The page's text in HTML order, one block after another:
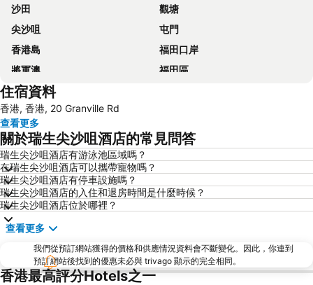
沙田
觀塘
尖沙咀
屯門
香港島
福田口岸
將軍澳
福田區
Mong Kok Metro Station
南山區
元朗
紅磡
天水圍
Wan Chai Metro Station
海洋公園
深水埗區
黃金海岸
香港迪士尼樂園
新界
羅湖口岸
羅湖
North Point Metro Station
中環
Cheung Chau
羅湖口岸
住宿資料
香港, 香港, 20 Granville Rd
查看更多
關於瑞生尖沙咀酒店的常見問答
瑞生尖沙咀酒店有游泳池區域嗎？
在瑞生尖沙咀酒店可以攜帶寵物嗎？
瑞生尖沙咀酒店有停車設施嗎？
瑞生尖沙咀酒店的入住和退房時間是什麼時候？
瑞生尖沙咀酒店位於哪裡？
查看更多
我們從預訂網站獲得的價格和供應情況資料會不斷變化。因此，你連到
預訂網站後找到的優惠未必與 trivago 顯示的完全相同。
香港最高評分Hotels之一